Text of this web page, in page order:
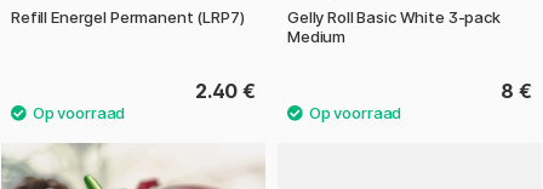
Refill Energel Permanent (LRP7)
2.40 €
Gelly Roll Basic White 3-pack
Medium
8 €